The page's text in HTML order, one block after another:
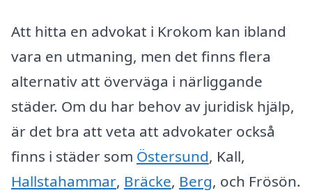
Att hitta en advokat i Krokom kan ibland
vara en utmaning, men det finns flera
alternativ att överväga i närliggande
städer. Om du har behov av juridisk hjälp,
är det bra att veta att advokater också
finns i städer som Östersund, Kall,
Hallstahammar, Bräcke, Berg, och Frösön.